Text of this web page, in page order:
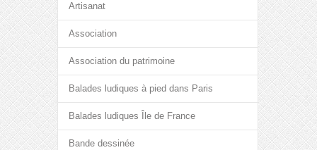
Artisanat
Association
Association du patrimoine
Balades ludiques à pied dans Paris
Balades ludiques Île de France
Bande dessinée